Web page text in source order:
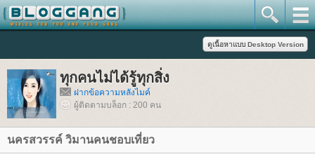
ทุกคนไม่ได้รู้ทุกสิ่ง
ฝากข้อความหลังไมค์
ผู้ติดตามบล็อก : 200 คน
นครสวรรค์ วิมานคนชอบเที่ยว